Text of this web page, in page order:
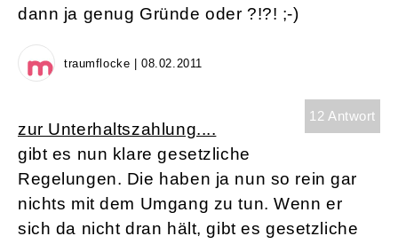
dann ja genug Gründe oder ?!?! ;-)
traumflocke | 08.02.2011
12 Antwort
zur Unterhaltszahlung....
gibt es nun klare gesetzliche
Regelungen. Die haben ja nun so rein gar
nichts mit dem Umgang zu tun. Wenn er
sich da nicht dran hält, gibt es gesetzliche